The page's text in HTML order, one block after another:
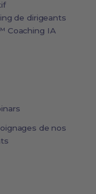
de dirigeants
Coaching IA
de nos